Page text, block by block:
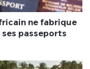
ne fabrique
passeports